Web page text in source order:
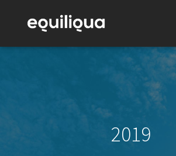
2019